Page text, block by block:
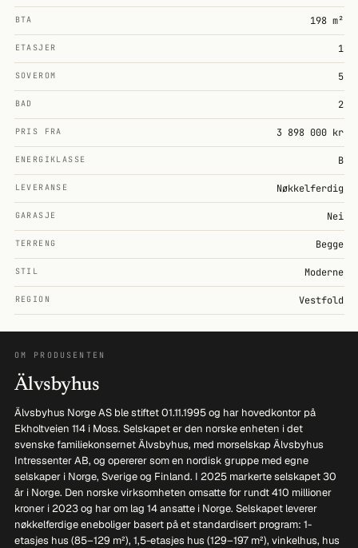
BTA 198 m²
ETASJER 1
SOVEROM 5
BAD 2
PRIS FRA 3 898 000 kr
ENERGIKLASSE B
LEVERANSE Nøkkelferdig
GARASJE Nei
TERRENG Begge
STIL Moderne
REGION Vestfold
OM PRODUSENTEN
Älvsbyhus
Älvsbyhus Norge AS ble stiftet 01.11.1995 og har hovedkontor på
Ekholtveien 114 i Moss. Selskapet er den norske enheten i det
svenske familiekonsernet Älvsbyhus, med morselskap Älvsbyhus
Intressenter AB, og opererer som en nordisk gruppe med egne
selskaper i Norge, Sverige og Finland. I 2025 markerte selskapet 30
år i Norge. Den norske virksomheten omsatte for rundt 410 millioner
kroner i 2023 og har om lag 14 ansatte i Norge. Selskapet leverer
nøkkelferdige eneboliger basert på et standardisert program: 1-
etasjes hus (85–129 m²), 1,5-etasjes hus (129–197 m²), vinkelhus, hus